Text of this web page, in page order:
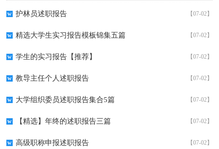
w 护林员述职报告 【07-02】
w 精选大学生实习报告模板锦集五篇 【07-02】
w 学生的实习报告【推荐】 【07-02】
w 教导主任个人述职报告 【07-02】
w 大学组织委员述职报告集合5篇 【07-02】
w 【精选】年终的述职报告三篇 【07-02】
w 高级职称申报述职报告 【07-02】